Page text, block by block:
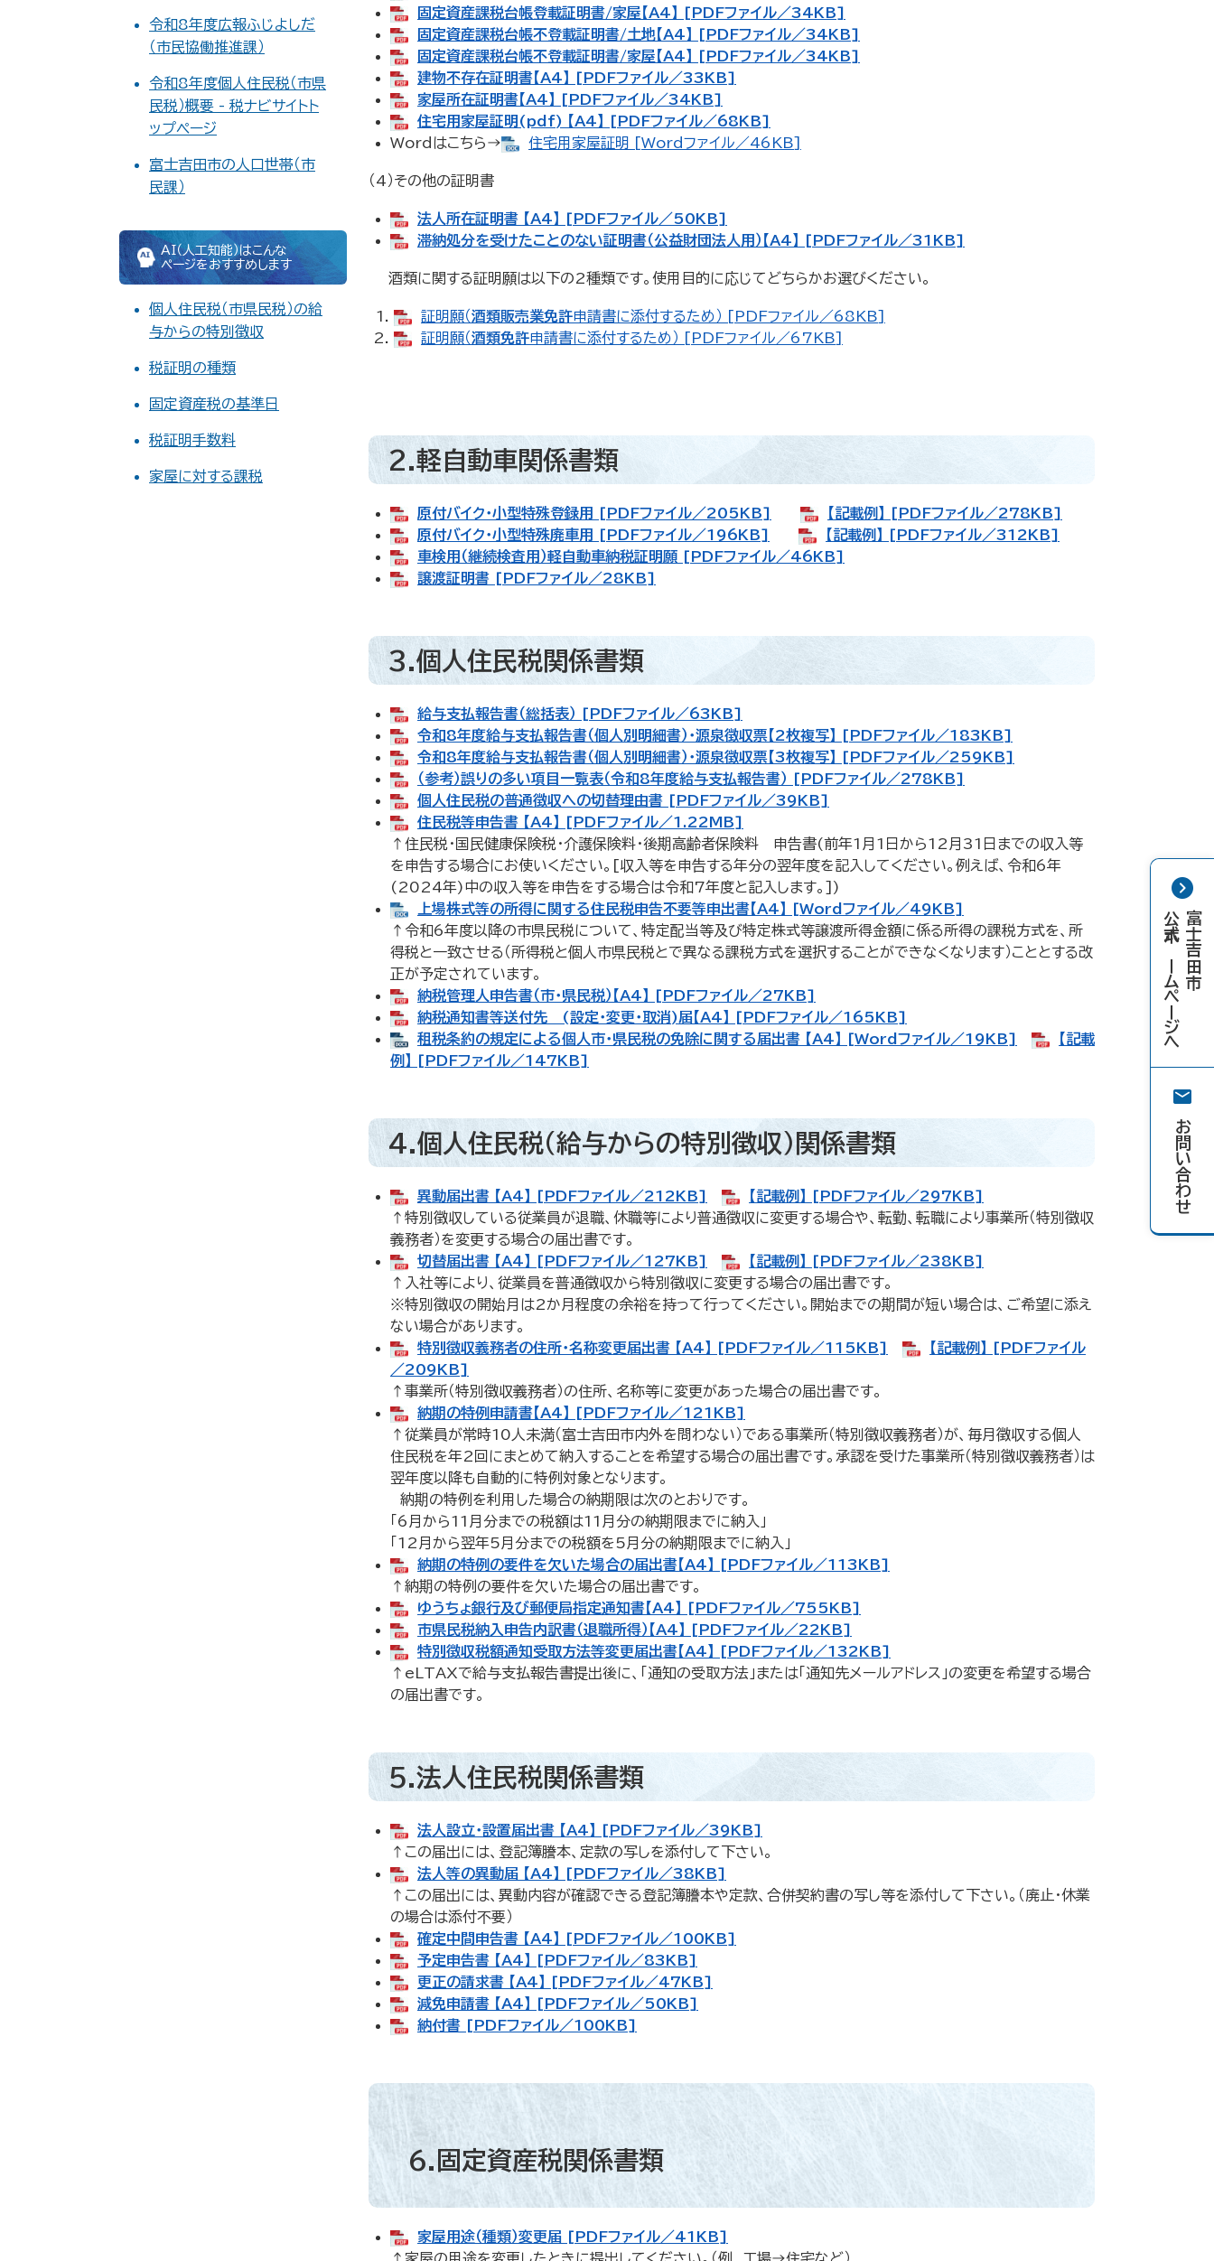
富士吉田市
公式ホームページへ
お問い合わせ
固定資産課税台帳登載証明書/家屋【A4】 [PDFファイル／34KB]
固定資産課税台帳不登載証明書/土地【A4】 [PDFファイル／34KB]
固定資産課税台帳不登載証明書/家屋【A4】 [PDFファイル／34KB]
建物不存在証明書【A4】 [PDFファイル／33KB]
家屋所在証明書【A4】 [PDFファイル／34KB]
住宅用家屋証明(pdf) 【A4】 [PDFファイル／68KB]
Wordはこちら→
住宅用家屋証明 [Wordファイル／46KB]
​（4）その他の証明書
法人所在証明書 【A4】 [PDFファイル／50KB]
滞納処分を受けたことのない証明書（公益財団法人用）【A4】 [PDFファイル／31KB]
酒類に関する証明願は以下の2種類です。使用目的に応じてどちらかお選びください。
証明願（酒類販売業免許申請書に添付するため） [PDFファイル／68KB]
証明願（酒類免許申請書に添付するため） [PDFファイル／67KB]
2.軽自動車関係書類
原付バイク・小型特殊登録用 [PDFファイル／205KB]
【記載例】 [PDFファイル／278KB]
原付バイク・小型特殊廃車用 [PDFファイル／196KB]
【記載例】 [PDFファイル／312KB]
車検用（継続検査用）軽自動車納税証明願 [PDFファイル／46KB]
譲渡証明書 [PDFファイル／28KB]
3.個人住民税関係書類
給与支払報告書（総括表） [PDFファイル／63KB]
令和8年度給与支払報告書（個人別明細書）・源泉徴収票【2枚複写】 [PDFファイル／183KB]
令和8年度給与支払報告書（個人別明細書）・源泉徴収票【3枚複写】 [PDFファイル／259KB]
（参考）誤りの多い項目一覧表（令和8年度給与支払報告書） [PDFファイル／278KB]
個人住民税の普通徴収への切替理由書 [PDFファイル／39KB]
住民税等申告書 【A4】 [PDFファイル／1.22MB]
↑住民税・国民健康保険税・介護保険料・後期高齢者保険料 申告書(前年1月1日から12月31日までの収入等
を申告する場合にお使いください。[収入等を申告する年分の翌年度を記入してください。例えば、令和6年
(2024年)中の収入等を申告をする場合は令和7年度と記入します。])
上場株式等の所得に関する住民税申告不要等申出書【A4】 [Wordファイル／49KB]
↑令和6年度以降の市県民税について、特定配当等及び特定株式等譲渡所得金額に係る所得の課税方式を、所
得税と一致させる（所得税と個人市県民税とで異なる課税方式を選択することができなくなります）こととする改
正が予定されています。
納税管理人申告書（市・県民税）【A4】 [PDFファイル／27KB]
納税通知書等送付先 (設定・変更・取消)届【A4】 [PDFファイル／165KB]
租税条約の規定による個人市・県民税の免除に関する届出書 【A4】 [Wordファイル／19KB]
【記載
例】 [PDFファイル／147KB]
4.個人住民税（給与からの特別徴収）関係書類
異動届出書 【A4】 [PDFファイル／212KB]
【記載例】 [PDFファイル／297KB]
↑特別徴収している従業員が退職、休職等により普通徴収に変更する場合や、転勤、転職により事業所（特別徴収
義務者）を変更する場合の届出書です。
切替届出書 【A4】 [PDFファイル／127KB]
【記載例】 [PDFファイル／238KB]
↑入社等により、従業員を普通徴収から特別徴収に変更する場合の届出書です。
※特別徴収の開始月は2か月程度の余裕を持って行ってください。開始までの期間が短い場合は、ご希望に添え
ない場合があります。
特別徴収義務者の住所・名称変更届出書 【A4】 [PDFファイル／115KB]
【記載例】 [PDFファイル
／209KB]
↑事業所（特別徴収義務者）の住所、名称等に変更があった場合の届出書です。
納期の特例申請書【A4】 [PDFファイル／121KB]
↑従業員が常時10人未満（富士吉田市内外を問わない）である事業所（特別徴収義務者）が、毎月徴収する個人
住民税を年2回にまとめて納入することを希望する場合の届出書です。承認を受けた事業所（特別徴収義務者）は
翌年度以降も自動的に特例対象となります。
納期の特例を利用した場合の納期限は次のとおりです。
「6月から11月分までの税額は11月分の納期限までに納入」
「12月から翌年5月分までの税額を5月分の納期限までに納入」
納期の特例の要件を欠いた場合の届出書【A4】 [PDFファイル／113KB]
↑納期の特例の要件を欠いた場合の届出書です。
ゆうちょ銀行及び郵便局指定通知書【A4】 [PDFファイル／755KB]
市県民税納入申告内訳書（退職所得）【A4】 [PDFファイル／22KB]
特別徴収税額通知受取方法等変更届出書【A4】 [PDFファイル／132KB]
↑eLTAXで給与支払報告書提出後に、「通知の受取方法」または「通知先メールアドレス」の変更を希望する場合
の届出書です。 ​
5.法人住民税関係書類
法人設立・設置届出書 【A4】 [PDFファイル／39KB]
↑この届出には、登記簿謄本、定款の写しを添付して下さい。
法人等の異動届 【A4】 [PDFファイル／38KB]
↑この届出には、異動内容が確認できる登記簿謄本や定款、合併契約書の写し等を添付して下さい。（廃止・休業
の場合は添付不要）
確定中間申告書 【A4】 [PDFファイル／100KB]
予定申告書 【A4】 [PDFファイル／83KB]
更正の請求書 【A4】 [PDFファイル／47KB]
減免申請書 【A4】 [PDFファイル／50KB]
納付書 [PDFファイル／100KB]
6.固定資産税関係書類
家屋用途（種類）変更届 [PDFファイル／41KB]
令和8年度広報ふじよしだ
（市民協働推進課）
令和8年度個人住民税（市県
民税）概要 - 税ナビサイトト
ップページ
富士吉田市の人口世帯（市
民課）
AI（人工知能）はこんな
ページをおすすめします
個人住民税（市県民税）の給
与からの特別徴収
税証明の種類
固定資産税の基準日
税証明手数料
家屋に対する課税